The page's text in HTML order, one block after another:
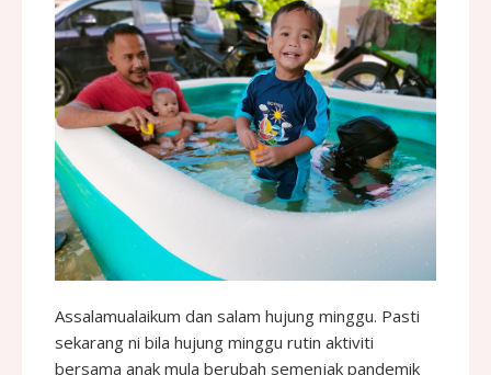
Assalamualaikum dan salam hujung minggu. Pasti
sekarang ni bila hujung minggu rutin aktiviti
bersama anak mula berubah semenjak pandemik